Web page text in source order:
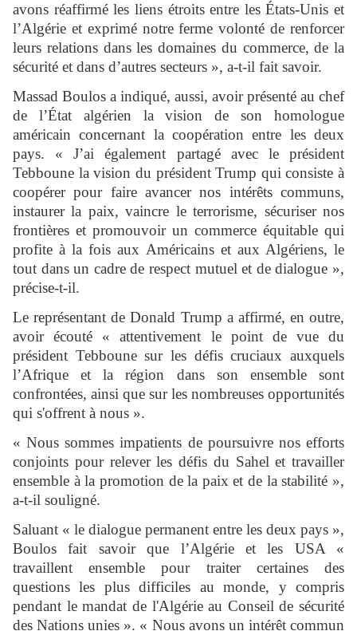
avons réaffirmé les liens étroits entre les États-Unis et
l’Algérie et exprimé notre ferme volonté de renforcer
leurs relations dans les domaines du commerce, de la
sécurité et dans d’autres secteurs », a-t-il fait savoir.
Massad Boulos a indiqué, aussi, avoir présenté au chef
de l’État algérien la vision de son homologue
américain concernant la coopération entre les deux
pays. « J’ai également partagé avec le président
Tebboune la vision du président Trump qui consiste à
coopérer pour faire avancer nos intérêts communs,
instaurer la paix, vaincre le terrorisme, sécuriser nos
frontières et promouvoir un commerce équitable qui
profite à la fois aux Américains et aux Algériens, le
tout dans un cadre de respect mutuel et de dialogue »,
précise-t-il.
Le représentant de Donald Trump a affirmé, en outre,
avoir écouté « attentivement le point de vue du
président Tebboune sur les défis cruciaux auxquels
l’Afrique et la région dans son ensemble sont
confrontées, ainsi que sur les nombreuses opportunités
qui s'offrent à nous ».
« Nous sommes impatients de poursuivre nos efforts
conjoints pour relever les défis du Sahel et travailler
ensemble à la promotion de la paix et de la stabilité »,
a-t-il souligné.
Saluant « le dialogue permanent entre les deux pays »,
Boulos fait savoir que l’Algérie et les USA «
travaillent ensemble pour traiter certaines des
questions les plus difficiles au monde, y compris
pendant le mandat de l'Algérie au Conseil de sécurité
des Nations unies ». « Nous avons un intérêt commun